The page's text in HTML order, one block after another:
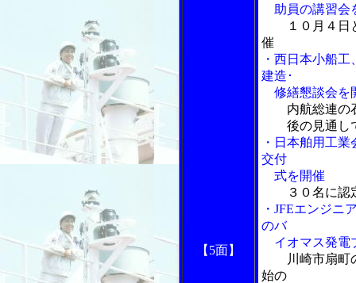
【5面】
助員の講習会
１０月４
催
・西日本小船
建造･
修繕懇談会を
内航総連の
後の見通し
・日本舶用工
交付
式を開催
３０名に認
・JFEエンジニ
のバ
イオマス発電
川崎市扇町
始の